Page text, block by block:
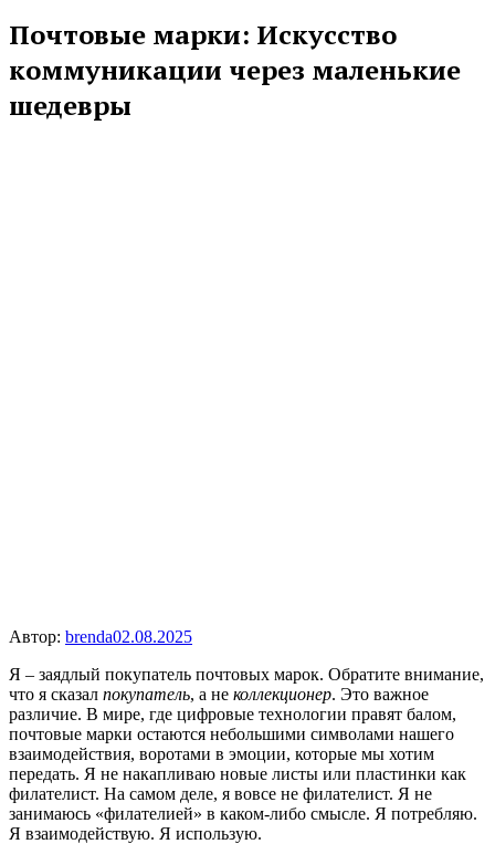
Почтовые марки: Искусство
коммуникации через маленькие
шедевры
Автор: brenda02.08.2025
Я – заядлый покупатель почтовых марок. Обратите внимание,
что я сказал покупатель, а не коллекционер. Это важное
различие. В мире, где цифровые технологии правят балом,
почтовые марки остаются небольшими символами нашего
взаимодействия, воротами в эмоции, которые мы хотим
передать. Я не накапливаю новые листы или пластинки как
филателист. На самом деле, я вовсе не филателист. Я не
занимаюсь «филателией» в каком-либо смысле. Я потребляю.
Я взаимодействую. Я использую.